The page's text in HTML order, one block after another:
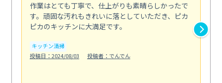
作業はとても丁寧で、仕上がりも素晴らしかったで
す。頑固な汚れもきれいに落としていただき、ピカ
ピカのキッチンに大満足です。
キッチン清掃
投稿日：2024/08/03
投稿者：でんでん